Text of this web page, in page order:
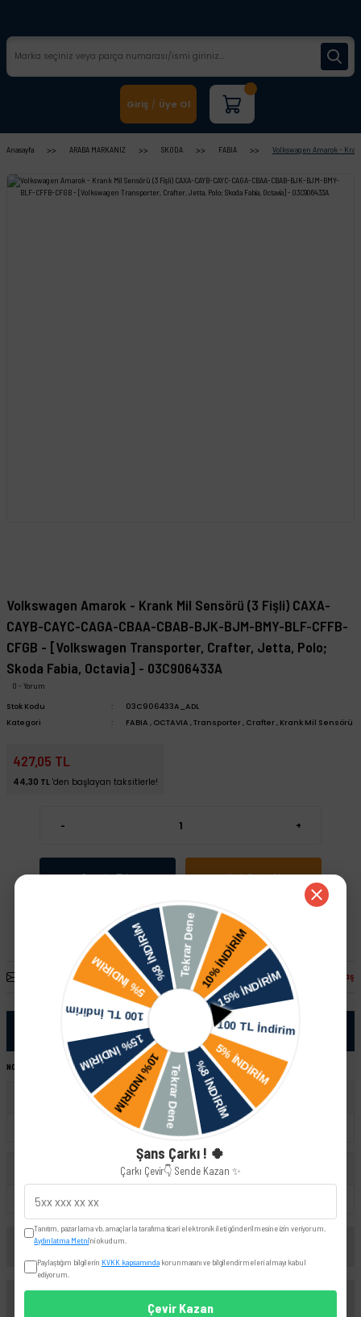
Giriş / Üye Ol
Anasayfa ARABA MARKANIZ SKODA FABIA Volkswagen Amarok - Krank
Volkswagen Amarok - Krank Mil Sensörü (3 Fişli) CAXA-
CAYB-CAYC-CAGA-CBAA-CBAB-BJK-BJM-BMY-BLF-CFFB-
CFGB - [Volkswagen Transporter, Crafter, Jetta, Polo;
Skoda Fabia, Octavia] - 03C906433A
0 - Yorum
Stok Kodu
03C906433A_ADL
Kategori
FABIA , OCTAVIA ,Transporter, Crafter, Krank Mil Sensörü
427,05 TL
44,30 TL 'den başlayan taksitlerle!
- +
Sepete Ekle Hızlı Satın Al
Arkadaşına Öner Fiyatı Düşünce Haber Ver Paylaş
NOT: Ürünü satın almadan önce şase numaranız ile sipariş hattımızdan kontrol ettirmeniz tavsiye edilir.
Volkswagen
Crafter
Skoda
Fabia
Yorumlar
Bu ürüne ilk yorumu siz yapın!
Şans Çarkı ! 🍀
Çarkı Çevir👇 Sende Kazan ✨
Tanıtım, pazarlama vb. amaçlarla tarafıma ticari elektronik ileti gönderilmesine izin veriyorum.
Aydınlatma Metni'ni okudum.
Paylaştığım bilgilerin KVKK kapsamındakorunmasını ve bilgilendirmeleri almayı kabul
ediyorum.
Çevir Kazan